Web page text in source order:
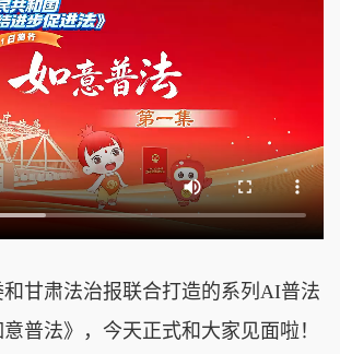
甘肃法治报联合打造的系列AI普法
普法》，今天正式和大家见面啦！